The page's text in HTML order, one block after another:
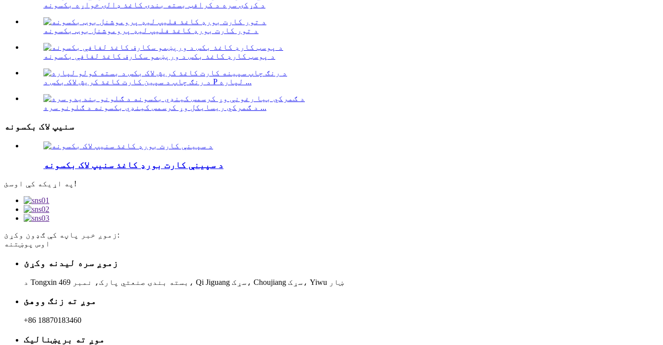
د کړکۍ سره د کرافټ بسته بندۍ کاغذ ډالۍ خواړه بکسونه
د تور کارت بورډ کاغذ فلیپ لیډ پروموشنل بوټ بکسونه
د پوسټ کارډ کاغذ بکس د ورېښمو سکارف کاغذ لفافې بکسونه
د رنګ چاپ د سپین کارت کاغذ کریش لاک بکس د P لپاره ...
د ګمرکي ریسایکل وړ کرسمس کینډي بکسونه د ګلونو سره ...
سنیپ لاک بکسونه
د سپینې کارت بورډ کاغذ سنیپ لاک بکسونه
په اړیکه کې اوسئ!
زموږ خبر پاڼه کې ګډون وکړئ:
اوس پوښتنه
زموږ سره لیدنه وکړئ
د Tongxin بسته بندۍ صنعتي پارک، نمبر 469، Qi Jiguang سړک، Choujiang سړک، Yiwu ښار
موږ ته زنګ ووهئ
+86 18870183460
موږ ته بریښنالیک